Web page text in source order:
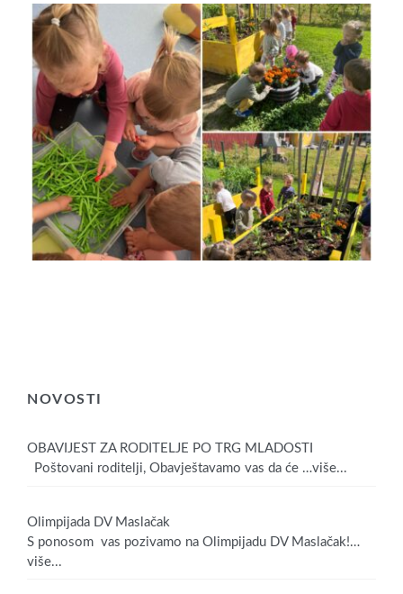
NOVOSTI
OBAVIJEST ZA RODITELJE PO TRG MLADOSTI
Poštovani roditelji, Obavještavamo vas da će …više...
Olimpijada DV Maslačak
S ponosom vas pozivamo na Olimpijadu DV Maslačak!…
više...